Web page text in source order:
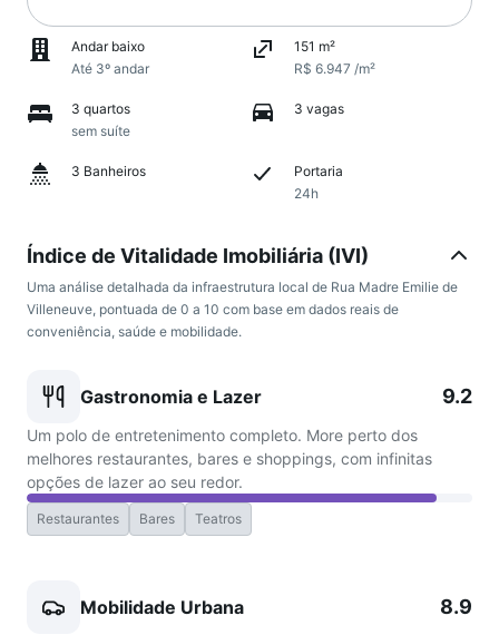
Andar baixo
Até 3º andar
151 m²
R$ 6.947 /m²
3 quartos
sem suíte
3 vagas
3 Banheiros
Portaria
24h
Índice de Vitalidade Imobiliária (IVI)
Uma análise detalhada da infraestrutura local de Rua Madre Emilie de
Villeneuve, pontuada de 0 a 10 com base em dados reais de
conveniência, saúde e mobilidade.
Gastronomia e Lazer 9.2
Um polo de entretenimento completo. More perto dos
melhores restaurantes, bares e shoppings, com infinitas
opções de lazer ao seu redor.
Restaurantes Bares Teatros
Mobilidade Urbana 8.9